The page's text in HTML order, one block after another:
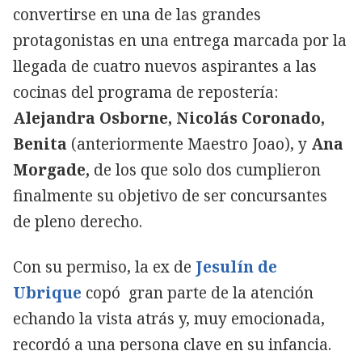
convertirse en una de las grandes
protagonistas en una entrega marcada por la
llegada de cuatro nuevos aspirantes a las
cocinas del programa de repostería:
Alejandra Osborne, Nicolás Coronado,
Benita (anteriormente Maestro Joao), y Ana
Morgade, de los que solo dos cumplieron
finalmente su objetivo de ser concursantes
de pleno derecho.
Con su permiso, la ex de Jesulín de
Ubrique copó gran parte de la atención
echando la vista atrás y, muy emocionada,
recordó a una persona clave en su infancia.